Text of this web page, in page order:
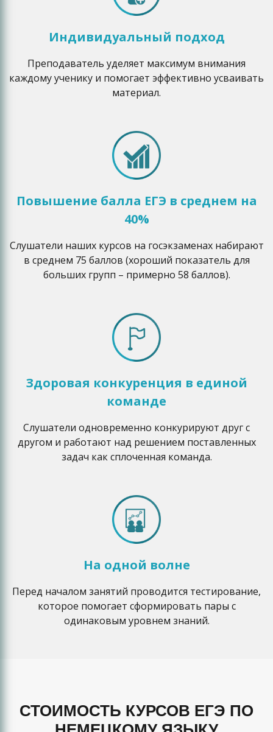
Индивидуальный подход
Преподаватель уделяет максимум внимания
каждому ученику и помогает эффективно усваивать
материал.
Повышение балла ЕГЭ в среднем на
40%
Слушатели наших курсов на госэкзаменах набирают
в среднем 75 баллов (хороший показатель для
больших групп – примерно 58 баллов).
Здоровая конкуренция в единой
команде
Слушатели одновременно конкурируют друг с
другом и работают над решением поставленных
задач как сплоченная команда.
На одной волне
Перед началом занятий проводится тестирование,
которое помогает сформировать пары с
одинаковым уровнем знаний.
СТОИМОСТЬ КУРСОВ ЕГЭ ПО